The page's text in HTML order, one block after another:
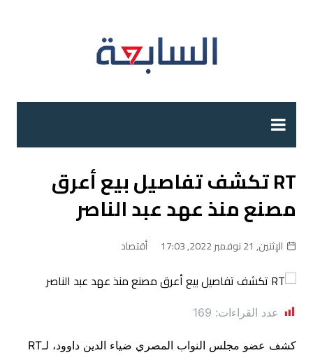
RT تكشف تفاصيل بيع أعرق
مصنع منذ عهد عبد الناصر
الإثنين, 21 نوفمبر 2022, 17:03 أقتصاد
عدد القراءات: 169
كشف عضو مجلس النواب المصري ضياء الدين داوود، لـRT